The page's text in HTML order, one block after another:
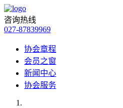
咨询热线
027-87839969
协会章程
会员之窗
新闻中心
协会服务